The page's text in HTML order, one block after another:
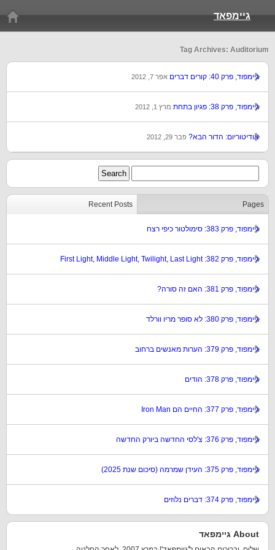
גיימפאד
Tag Archives: Auditorium
גיימפוד, פרק 40: קורים דברים אפר 7, 2012
גיימפוד, פרק 38: פגיון בתחת מרץ 1, 2012
אודיטוריום: הדור הבא? פבר 29, 2012
Recent Posts Pages
גיימפוד, פרק 383: סימולטור כיפי רצח
גיימפוד, פרק 382: First Light, Middle Light, Twilight, Last Light
גיימפוד, פרק 381: האם זה סורה?
גיימפוד, פרק 380: לא סופר מריו וורלד
גיימפוד, פרק 379: הערות מאנשים ברחוב
גיימפוד, פרק 378: הודים
גיימפוד, פרק 377: החיים הם Iron Man
גיימפוד, פרק 376: צ'לסי החדשה ביורק החדשה
גיימפוד, פרק 375: העידן שמרמה (סיכום שנת 2025)
גיימפוד, פרק 374: דברים נלוזים
About גיימפאד